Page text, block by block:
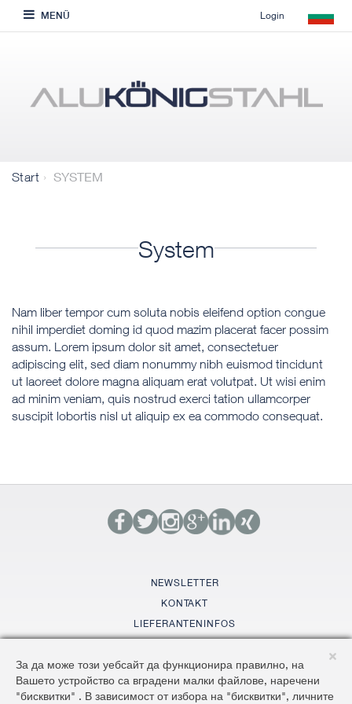
MENÜ Login
Start SYSTEM
System
Nam liber tempor cum soluta nobis eleifend option congue
nihil imperdiet doming id quod mazim placerat facer possim
assum. Lorem ipsum dolor sit amet, consectetuer
adipiscing elit, sed diam nonummy nibh euismod tincidunt
ut laoreet dolore magna aliquam erat volutpat. Ut wisi enim
ad minim veniam, quis nostrud exerci tation ullamcorper
suscipit lobortis nisl ut aliquip ex ea commodo consequat.
NEWSLETTER
KONTAKT
LIEFERANTENINFOS
SITEMAP
AGBS
За да може този уебсайт да функционира правилно, на
Вашето устройство са вградени малки файлове, наречени
"бисквитки" . В зависимост от избора на "бисквитки", личните